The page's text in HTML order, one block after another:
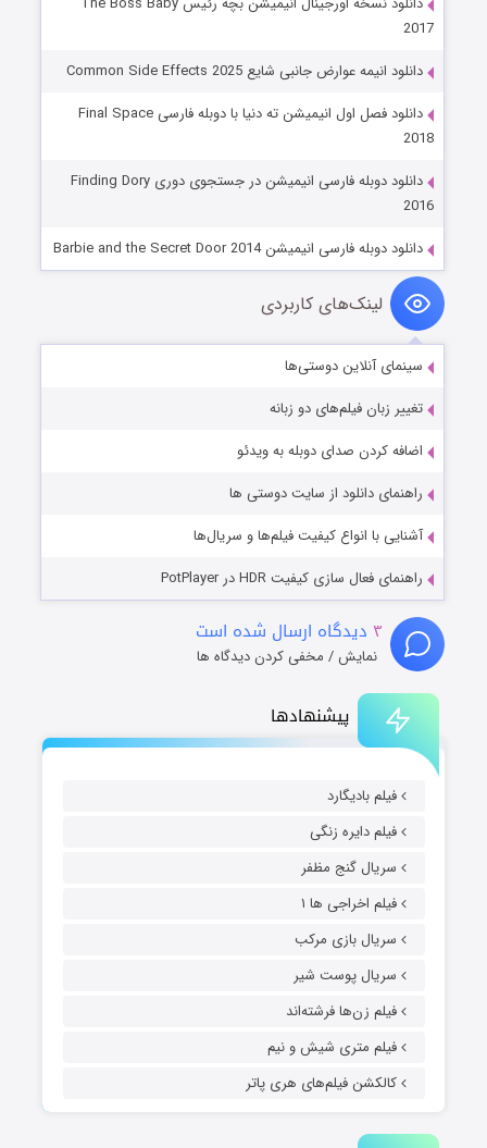
پیشنهادها
فیلم بادیگارد
فیلم دایره زنگی
سریال گنج مظفر
فیلم اخراجی ها ۱
سریال بازی مرکب
سریال پوست شیر
فیلم زن‌ها فرشته‌اند
فیلم متری شیش و نیم
کالکشن فیلم‌های هری پاتر
2017
دانلود انیمه عوارض جانبی شایع Common Side Effects 2025
دانلود فصل اول انیمیشن ته دنیا با دوبله فارسی Final Space
2018
دانلود دوبله فارسی انیمیشن در جستجوی دوری Finding Dory
2016
دانلود دوبله فارسی انیمیشن Barbie and the Secret Door 2014
لینک‌های کاربردی
سینمای آنلاین دوستی‌ها
تغییر زبان فیلم‌های دو زبانه
اضافه کردن صدای دوبله به ویدئو
راهنمای دانلود از سایت دوستی ها
آشنایی با انواع کیفیت فیلم‌ها و سریال‌ها
راهنمای فعال سازی کیفیت HDR در PotPlayer
۳ دیدگاه ارسال شده است
نمایش / مخفی کردن دیدگاه ها